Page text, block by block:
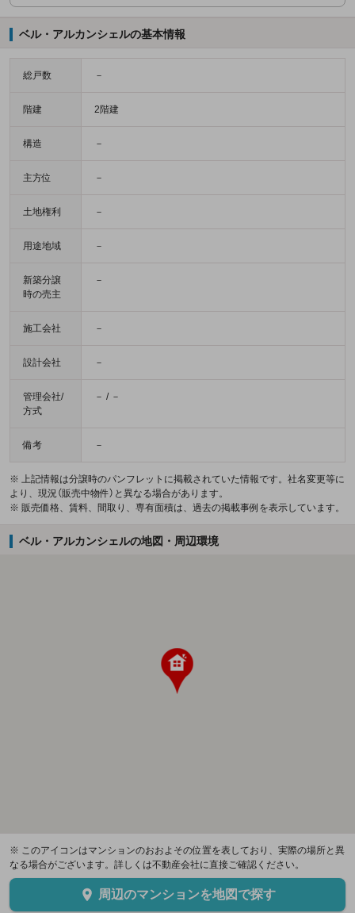
ベル・アルカンシェルの基本情報
総戸数 －
階建 2階建
構造 －
主方位 －
土地権利 －
用途地域 －
新築分譲
時の売主
－
施工会社 －
設計会社 －
管理会社/
方式
－ / －
備考 －
※ 上記情報は分譲時のパンフレットに掲載されていた情報です。社名変更等に
より、現況（販売中物件）と異なる場合があります。
※ 販売価格、賃料、間取り、専有面積は、過去の掲載事例を表示しています。
ベル・アルカンシェルの地図・周辺環境
※ このアイコンはマンションのおおよその位置を表しており、実際の場所と異
なる場合がございます。詳しくは不動産会社に直接ご確認ください。
周辺のマンションを地図で探す